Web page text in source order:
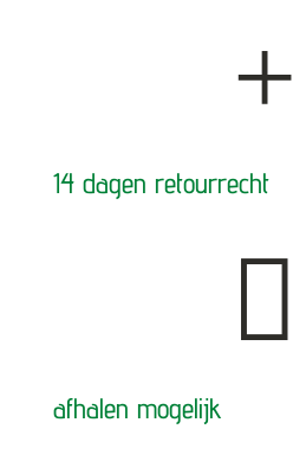
+
14 dagen retourrecht

afhalen mogelijk